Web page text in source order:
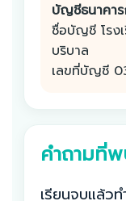
บัญชีธนาคา
ชื่อบัญชี โรง
บริบาล
เลขที่บัญชี
คำถามที่
เรียนจบแล้วท